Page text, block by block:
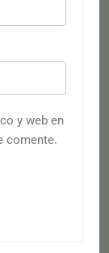
y web en
comente.